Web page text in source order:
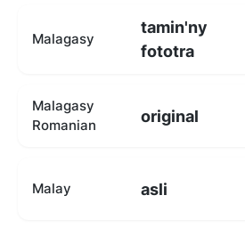
Malagasy
tamin'ny
fototra
Malagasy
Romanian
original
Malay asli